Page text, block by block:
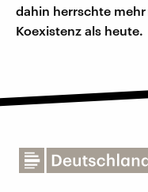
dahin herrschte
Koexistenz als heute.